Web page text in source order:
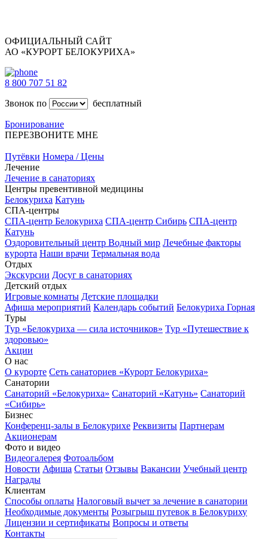
ОФИЦИАЛЬНЫЙ САЙТ
АО «КУРОРТ БЕЛОКУРИХА»
8 800 707 51 82
Звонок по
бесплатный
Бронирование
ПЕРЕЗВОНИТЕ МНЕ
Путёвки Номера / Цены
Лечение
Лечение в санаториях
Центры превентивной медицины
Белокуриха Катунь
СПА-центры
СПА-центр Белокуриха СПА-центр Сибирь СПА-центр
Катунь
Оздоровительный центр Водный мир Лечебные факторы
курорта Наши врачи Термальная вода
Отдых
Экскурсии Досуг в санаториях
Детский отдых
Игровые комнаты Детские площадки
Афиша мероприятий Календарь событий Белокуриха Горная
Туры
Тур «Белокуриха — сила источников» Тур «Путешествие к
здоровью»
Акции
О нас
О курорте Сеть санаториев «Курорт Белокуриха»
Санатории
Санаторий «Белокуриха» Санаторий «Катунь» Санаторий
«Сибирь»
Бизнес
Конференц-залы в Белокурихе Реквизиты Партнерам
Акционерам
Фото и видео
Видеогалерея Фотоальбом
Новости Афиша Статьи Отзывы Вакансии Учебный центр
Награды
Клиентам
Способы оплаты Налоговый вычет за лечение в санатории
Необходимые документы Розыгрыш путевок в Белокуриху
Лицензии и сертификаты Вопросы и ответы
Контакты